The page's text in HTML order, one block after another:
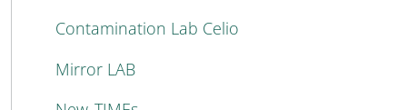
Contamination Lab Celio
Mirror LAB